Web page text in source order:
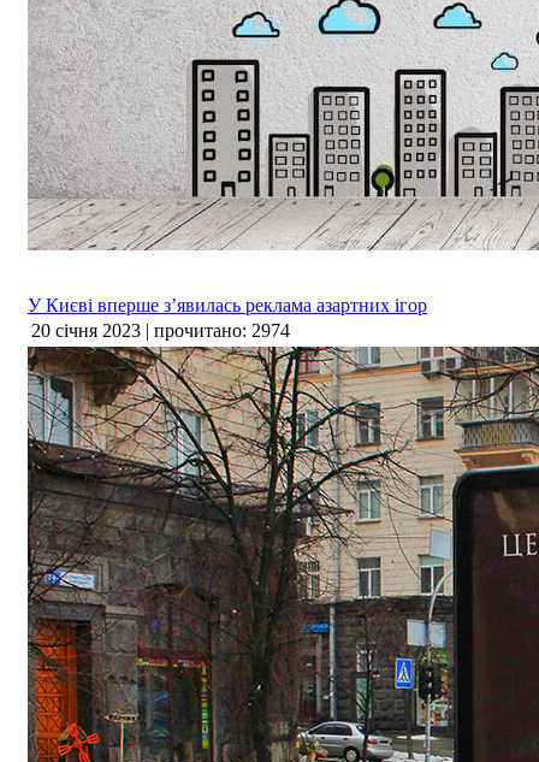
У Києві вперше з’явилась реклама азартних ігор
20 січня 2023 | прочитано: 2974